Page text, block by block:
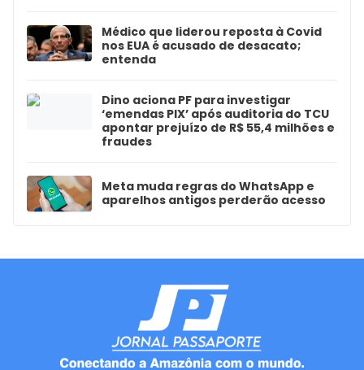
Médico que liderou reposta à Covid
nos EUA é acusado de desacato;
entenda
Dino aciona PF para investigar
‘emendas PIX’ após auditoria do TCU
apontar prejuízo de R$ 55,4 milhões e
fraudes
Meta muda regras do WhatsApp e
aparelhos antigos perderão acesso